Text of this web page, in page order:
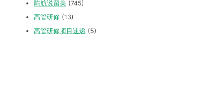
陈航说留美 (745)
高管研修 (13)
高管研修项目速递 (5)